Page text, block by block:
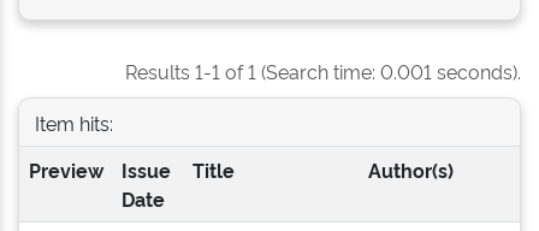
Results 1-1 of 1 (Search time: 0.001 seconds).
Item hits:
Preview
Issue
Date
Title Author(s)